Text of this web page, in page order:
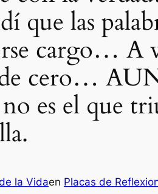
que las
cargo… A
de cero…
es el que
la Vidaen Placas de